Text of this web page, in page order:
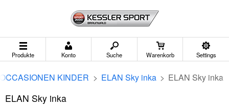
Produkte Konto Suche Warenkorb Settings
KINDER > ELAN Sky inka > ELAN Sky inka
ELAN Sky inka